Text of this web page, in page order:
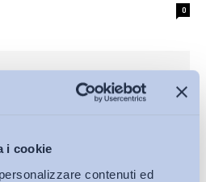
i cookie
contenuti ed
0